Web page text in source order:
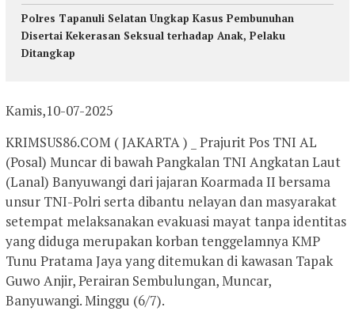
Polres Tapanuli Selatan Ungkap Kasus Pembunuhan
Disertai Kekerasan Seksual terhadap Anak, Pelaku
Ditangkap
Kamis,10-07-2025
KRIMSUS86.COM ( JAKARTA ) _ Prajurit Pos TNI AL
(Posal) Muncar di bawah Pangkalan TNI Angkatan Laut
(Lanal) Banyuwangi dari jajaran Koarmada II bersama
unsur TNI-Polri serta dibantu nelayan dan masyarakat
setempat melaksanakan evakuasi mayat tanpa identitas
yang diduga merupakan korban tenggelamnya KMP
Tunu Pratama Jaya yang ditemukan di kawasan Tapak
Guwo Anjir, Perairan Sembulungan, Muncar,
Banyuwangi. Minggu (6/7).